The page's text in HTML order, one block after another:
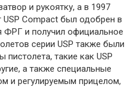
и рукоятку, а в 1997
Compact был одобрен в
ФРГ и получил официальное
серии USP также были
такие как USP
а также специальные
и регулируемым прицелом,